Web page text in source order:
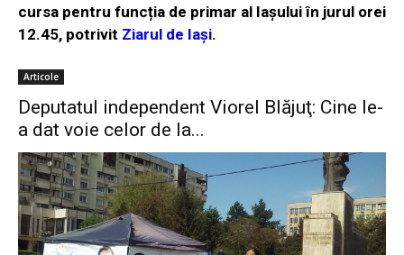
cursa pentru funcția de primar al Iașului în jurul orei
12.45, potrivit Ziarul de Iași.
Articole
Deputatul independent Viorel Blăjuţ: Cine le-
a dat voie celor de la...